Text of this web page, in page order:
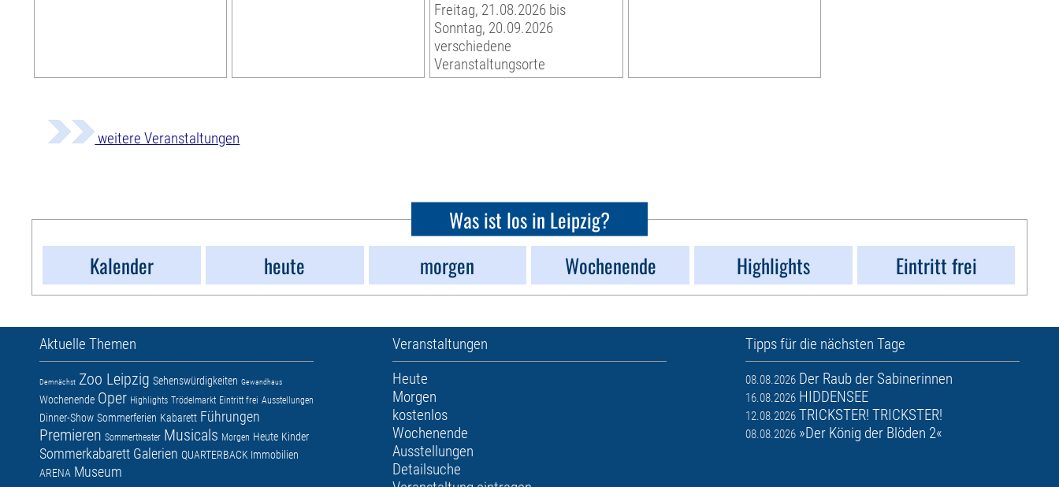
Freitag, 21.08.2026 bis
Sonntag, 20.09.2026
verschiedene
Veranstaltungsorte
weitere Veranstaltungen
Was ist los in Leipzig?
Kalender
heute morgen Wochenende Highlights Eintritt frei
Aktuelle Themen
Demnächst Zoo Leipzig Sehenswürdigkeiten Gewandhaus
Wochenende Oper Highlights Trödelmarkt Eintritt frei Ausstellungen
Dinner-Show Sommerferien Kabarett Führungen
Premieren Sommertheater Musicals Morgen Heute Kinder
Sommerkabarett Galerien QUARTERBACK Immobilien
ARENA Museum
Veranstaltungen
Heute
Morgen
kostenlos
Wochenende
Ausstellungen
Detailsuche
Tipps für die nächsten Tage
08.08.2026 Der Raub der Sabinerinnen
16.08.2026 HIDDENSEE
12.08.2026 TRICKSTER! TRICKSTER!
08.08.2026 »Der König der Blöden 2«